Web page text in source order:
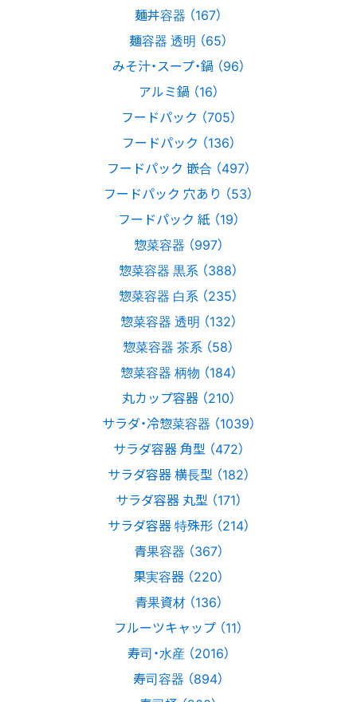
麺丼容器 （167）
麺容器 透明 （65）
みそ汁・スープ・鍋 （96）
アルミ鍋 （16）
フードパック （705）
フードパック （136）
フードパック 嵌合 （497）
フードパック 穴あり （53）
フードパック 紙 （19）
惣菜容器 （997）
惣菜容器 黒系 （388）
惣菜容器 白系 （235）
惣菜容器 透明 （132）
惣菜容器 茶系 （58）
惣菜容器 柄物 （184）
丸カップ容器 （210）
サラダ・冷惣菜容器 （1039）
サラダ容器 角型 （472）
サラダ容器 横長型 （182）
サラダ容器 丸型 （171）
サラダ容器 特殊形 （214）
青果容器 （367）
果実容器 （220）
青果資材 （136）
フルーツキャップ （11）
寿司・水産 （2016）
寿司容器 （894）